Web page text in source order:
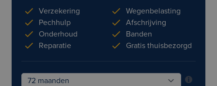
Verzekering
Pechhulp
Onderhoud
Reparatie
Wegenbelasting
Afschrijving
Banden
Gratis thuisbezorgd